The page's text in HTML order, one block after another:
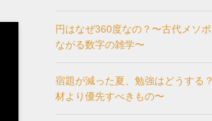
円はなぜ360度なの？〜古代メソ
ながる数字の雑学〜
宿題が減った夏、勉強はどうする
材より優先すべきもの〜